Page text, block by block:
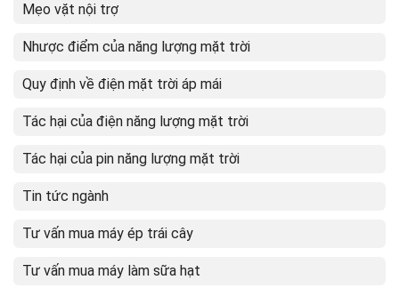
Mẹo vặt nội trợ
Nhược điểm của năng lượng mặt trời
Quy định về điện mặt trời áp mái
Tác hại của điện năng lượng mặt trời
Tác hại của pin năng lượng mặt trời
Tin tức ngành
Tư vấn mua máy ép trái cây
Tư vấn mua máy làm sữa hạt